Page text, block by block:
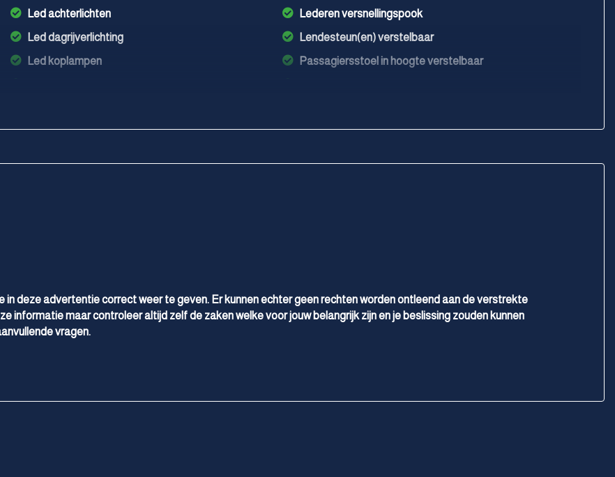
Led achterlichten
Led dagrijverlichting
Led koplampen
Panoramadak
Lederen versnellingspook
Lendesteun(en) verstelbaar
Passagiersstoel in hoogte verstelbaar
Stuur verstelbaar
deze advertentie correct weer te geven. Er kunnen echter geen rechten worden ontleend aan de verstrekte
informatie maar controleer altijd zelf de zaken welke voor jouw belangrijk zijn en je beslissing zouden kunnen
vragen.